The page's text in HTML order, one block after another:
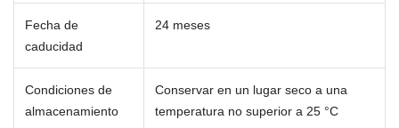
Fecha de
caducidad
24 meses
Condiciones de
almacenamiento
Conservar en un lugar seco a una
temperatura no superior a 25 °C